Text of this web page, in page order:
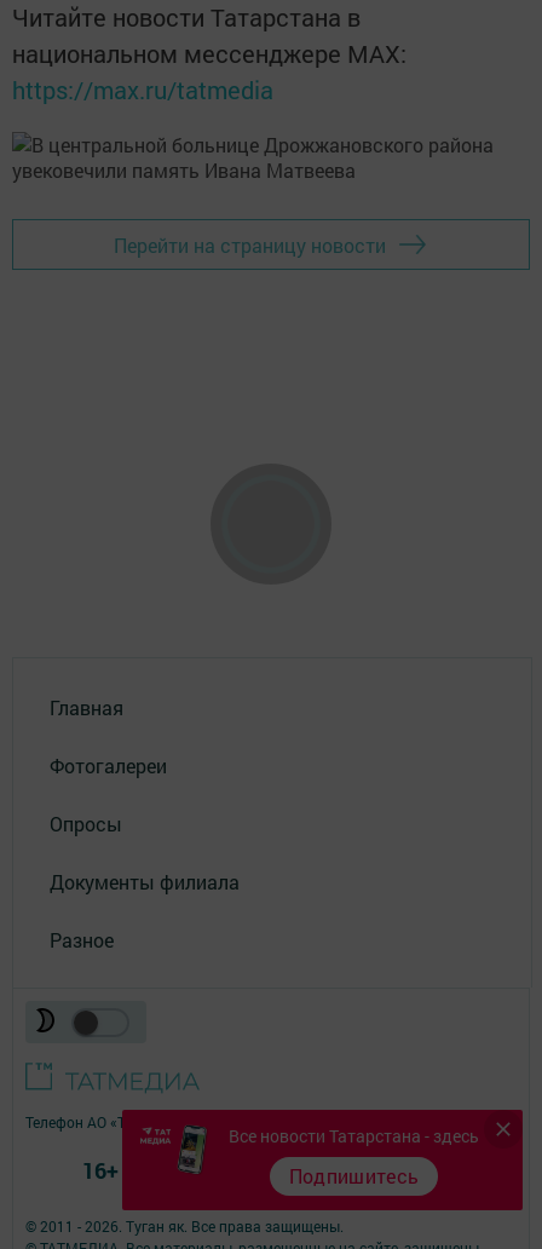
Читайте новости Татарстана в
национальном мессенджере MАХ:
https://max.ru/tatmedia
Перейти на страницу новости
Главная
Фотогалереи
Опросы
Документы филиала
Разное
Все новости Татарстана - здесь
Подпишитесь
© 2011 - 2026. Туган як. Все права защищены.
Телефон АО «ТАТМЕДИА»:
16+